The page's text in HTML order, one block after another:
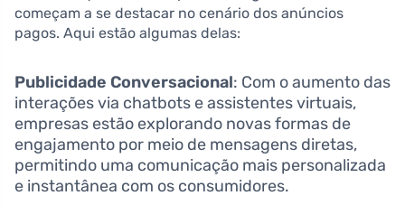
começam a se destacar no cenário dos anúncios
pagos. Aqui estão algumas delas:
Publicidade Conversacional: Com o aumento das
interações via chatbots e assistentes virtuais,
empresas estão explorando novas formas de
engajamento por meio de mensagens diretas,
permitindo uma comunicação mais personalizada
e instantânea com os consumidores.